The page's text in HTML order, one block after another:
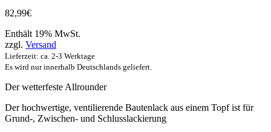
82,99€
Enthält 19% MwSt.
zzgl. Versand
Lieferzeit: ca. 2-3 Werktage
Es wird nur innerhalb Deutschlands geliefert.
Der wetterfeste Allrounder
Der hochwertige, ventilierende Bautenlack aus einem Topf ist für
Grund-, Zwischen- und Schluss­­lackierung